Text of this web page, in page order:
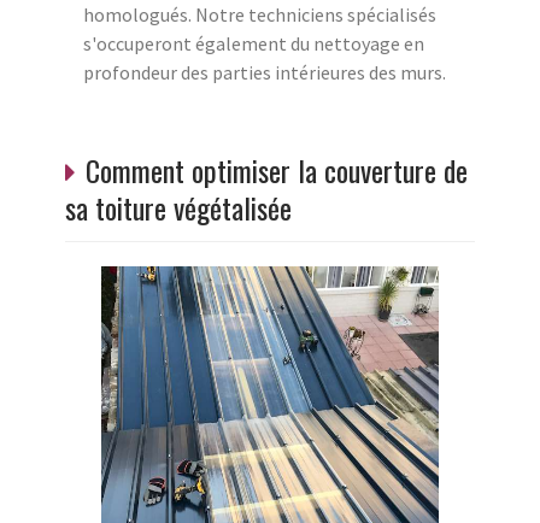
homologués. Notre techniciens spécialisés
s'occuperont également du nettoyage en
profondeur des parties intérieures des murs.
Comment optimiser la couverture de
sa toiture végétalisée